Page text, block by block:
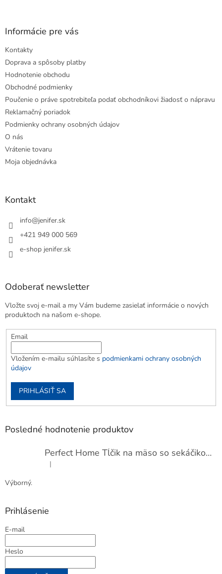
Informácie pre vás
Kontakty
Doprava a spôsoby platby
Hodnotenie obchodu
Obchodné podmienky
Poučenie o práve spotrebiteľa podať obchodníkovi žiadosť o nápravu
Reklamačný poriadok
Podmienky ochrany osobných údajov
O nás
Vrátenie tovaru
Moja objednávka
Kontakt
info@jenifer.sk
+421 949 000 569
e-shop jenifer.sk
Odoberať newsletter
Vložte svoj e-mail a my Vám budeme zasielať informácie o nových
produktoch na našom e-shope.
Email
Vložením e-mailu súhlasíte s podmienkami ochrany osobných
údajov
PRIHLÁSIŤ SA
Posledné hodnotenie produktov
Perfect Home Tĺčik na mäso so sekáčikom, 56893
Hodnotenie produktu je 5 z 5 hviezdičiek.
|
Výborný.
Prihlásenie
E-mail
Heslo